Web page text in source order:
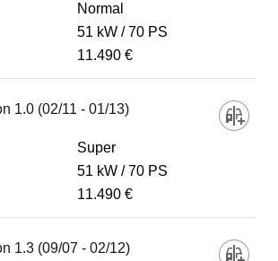
Normal
51 kW
70 PS
11.490 €
1.0 (02/11 - 01/13)
Super
51 kW
70 PS
11.490 €
1.3 (09/07 - 02/12)